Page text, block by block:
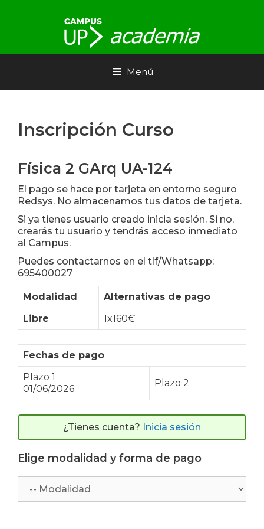
Menú
Inscripción Curso
Física 2 GArq UA-124
El pago se hace por tarjeta en entorno seguro
Redsys. No almacenamos tus datos de tarjeta.
Si ya tienes usuario creado inicia sesión. Si no,
crearás tu usuario y tendrás acceso inmediato
al Campus.
Puedes contactarnos en el tlf/Whatsapp:
695400027
Modalidad
Alternativas de pago
Libre
1x160€
Fechas de pago
Plazo 1
01/06/2026
Plazo 2
¿Tienes cuenta? Inicia sesión
Elige modalidad y forma de pago